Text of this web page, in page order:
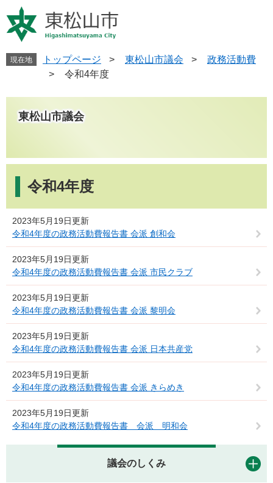
ー
ジ
す
ニ
ュ
し
現在地 トップページ > 東松山市議会 >
政務活動費
>
令和4年度
東松山市議会
令和4年度
2023年5月19日更新
令和4年度の政務活動費報告書 会派 創和会
2023年5月19日更新
令和4年度の政務活動費報告書 会派 市民クラブ
2023年5月19日更新
令和4年度の政務活動費報告書 会派 黎明会
2023年5月19日更新
令和4年度の政務活動費報告書 会派 日本共産党
2023年5月19日更新
令和4年度の政務活動費報告書 会派 きらめき
2023年5月19日更新
令和4年度の政務活動費報告書 会派 明和会
議会のしくみ